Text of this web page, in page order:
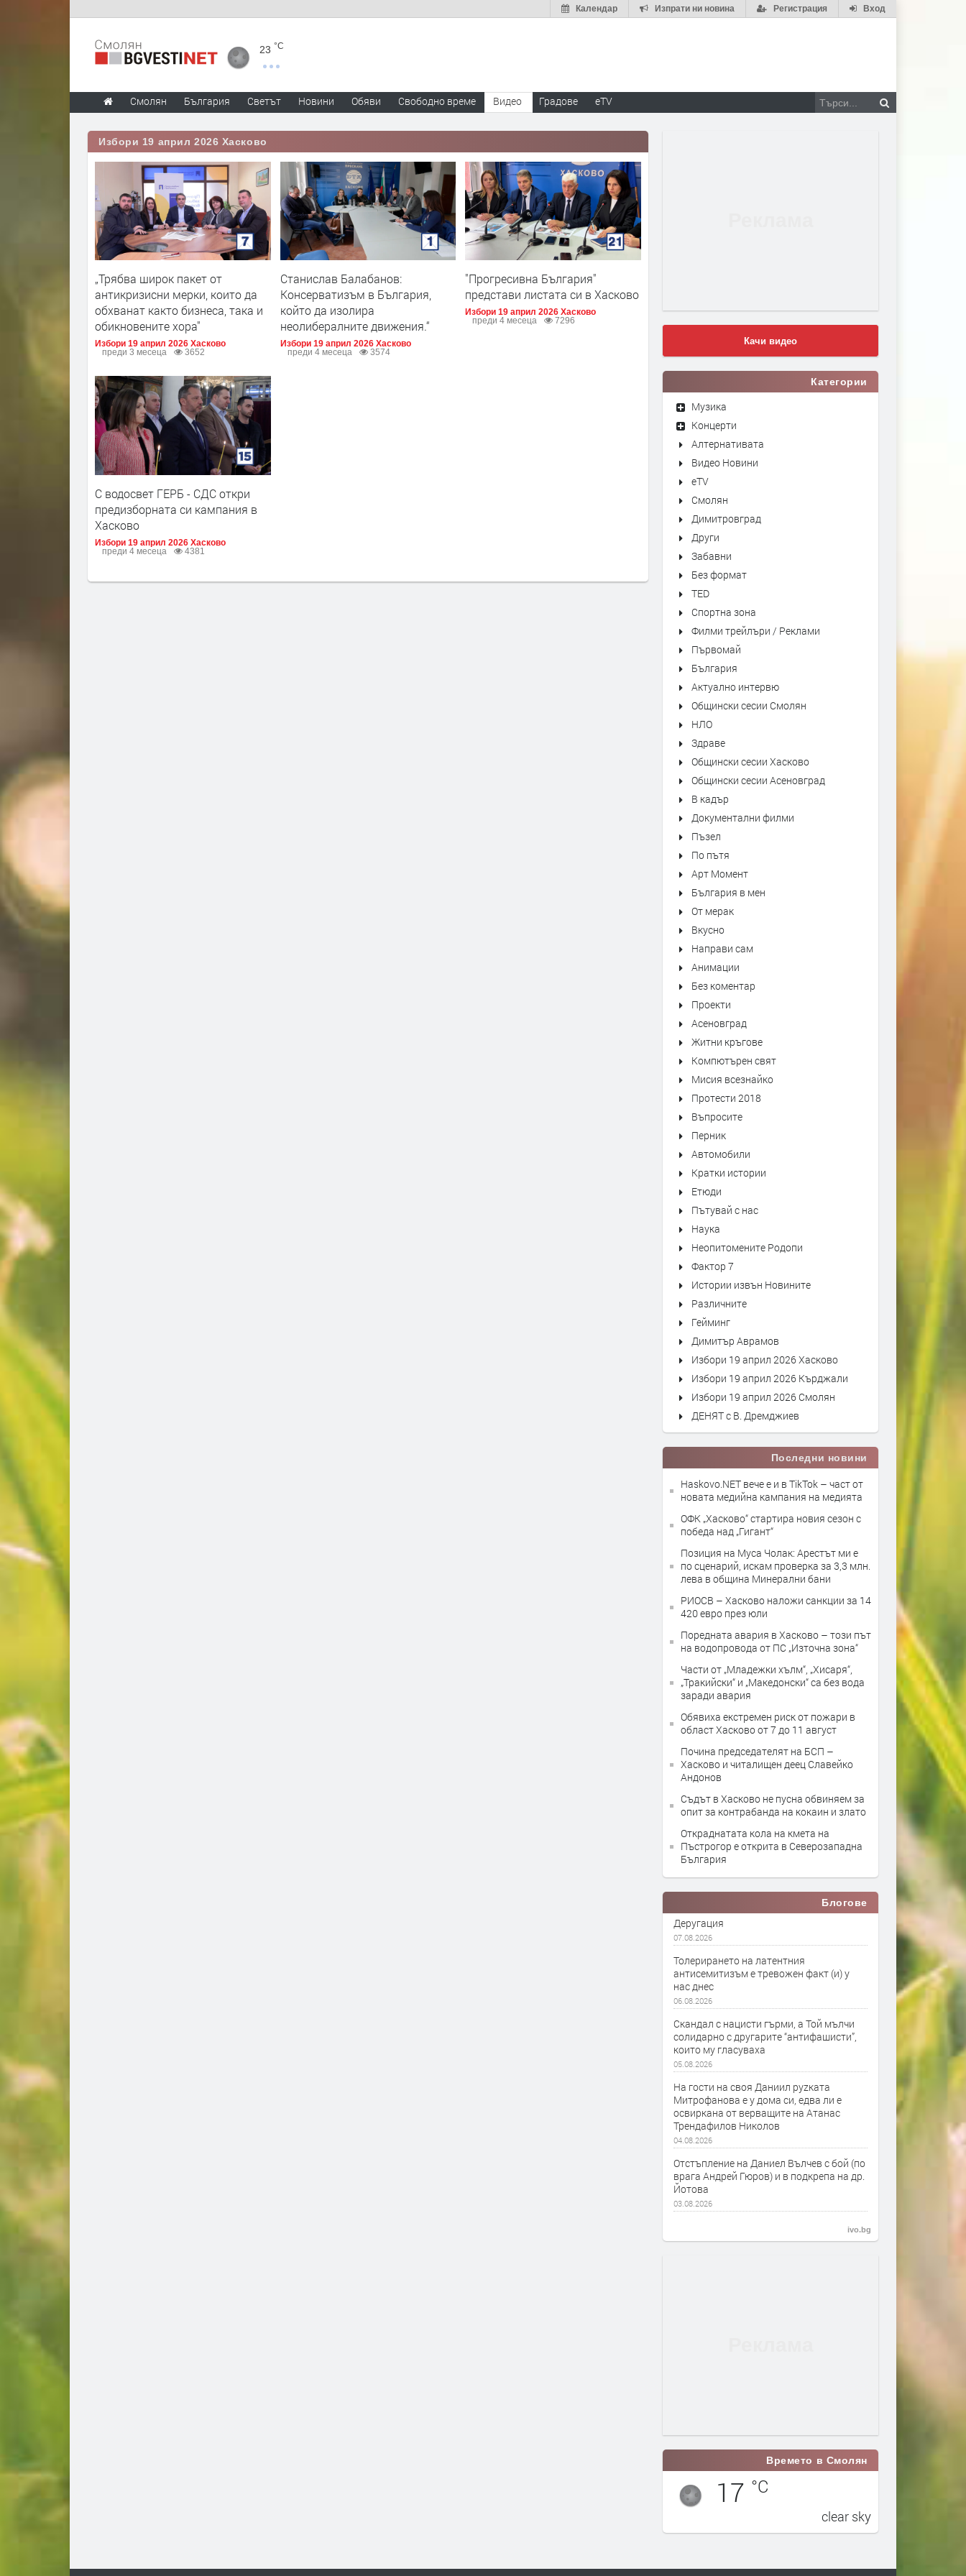
Вход
Регистрация
Изпрати ни новина
Календар
23 °C
Смолян България Светът Новини Обяви Свободно време Видео Градове eTV
Избори 19 април 2026 Хасково
„Трябва широк пакет от
антикризисни мерки, които да
обхванат както бизнеса, така и
обикновените хора"
Избори 19 април 2026 Хасково
преди 3 месеца
3652
Станислав Балабанов:
Kонсерватизъм в България,
който да изолира
неолибералните движения.“
Избори 19 април 2026 Хасково
преди 4 месеца
3574
"Прогресивна България"
представи листата си в Хасково
Избори 19 април 2026 Хасково
преди 4 месеца
7296
С водосвет ГЕРБ - СДС откри
предизборната си кампания в
Хасково
Избори 19 април 2026 Хасково
преди 4 месеца
4381
Качи видео
Категории
Музика
Концерти
Алтернативата
Видео Новини
eTV
Смолян
Димитровград
Други
Забавни
Без формат
TED
Спортна зона
Филми трейлъри / Реклами
Първомай
България
Актуално интервю
Общински сесии Смолян
НЛО
Здраве
Общински сесии Хасково
Общински сесии Асеновград
В кадър
Документални филми
Пъзел
По пътя
Арт Момент
България в мен
От мерак
Вкусно
Направи сам
Анимации
Без коментар
Проекти
Асеновград
Житни кръгове
Компютърен свят
Мисия всезнайко
Протести 2018
Въпросите
Перник
Автомобили
Кратки истории
Етюди
Пътувай с нас
Наука
Неопитомените Родопи
Фактор 7
Истории извън Новините
Различните
Гейминг
Димитър Аврамов
Избори 19 април 2026 Хасково
Избори 19 април 2026 Кърджали
Избори 19 април 2026 Смолян
ДЕНЯТ с В. Дремджиев
Последни новини
Haskovo.NET вече е и в TikTok – част от
новата медийна кампания на медията
ОФК „Хасково“ стартира новия сезон с
победа над „Гигант“
Позиция на Муса Чолак: Арестът ми е
по сценарий, искам проверка за 3,3 млн.
лева в община Минерални бани
РИОСВ – Хасково наложи санкции за 14
420 евро през юли
Поредната авария в Хасково – този път
на водопровода от ПС „Източна зона“
Части от „Младежки хълм“, „Хисаря“,
„Тракийски“ и „Македонски“ са без вода
заради авария
Обявиха екстремен риск от пожари в
област Хасково от 7 до 11 август
Почина председателят на БСП –
Хасково и читалищен деец Славейко
Андонов
Съдът в Хасково не пусна обвиняем за
опит за контрабанда на кокаин и злато
Откраднатата кола на кмета на
Пъстрогор е открита в Северозападна
България
Блогове
Деругация
07.08.2026
Толерирането на латентния
антисемитизъм е тревожен факт (и) у
нас днес
06.08.2026
Скандал с нацисти гърми, а Той мълчи
солидарно с другарите “антифашисти”,
които му гласуваха
05.08.2026
На гости на своя Даниил руzката
Митрофанова е у дома си, едва ли е
освиркана от верващите на Атанас
Трендафилов Николов
04.08.2026
Отстъпление на Даниел Вълчев с бой (по
врага Андрей Гюров) и в подкрепа на др.
Йотова
03.08.2026
ivo.bg
Времето в Смолян
17 °C
clear sky